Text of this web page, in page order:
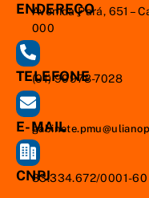
ENDEREÇO
Avenida Pará, 651 –
000
TELEFONE
(91) 99978-7028
E-MAIL
CNPJ83.334.672/0001-60